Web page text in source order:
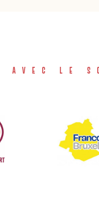
AVEC LE